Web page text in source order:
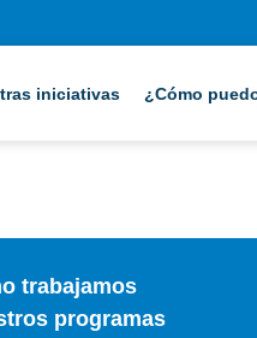
iniciativas ¿Cómo
trabajamos
programas